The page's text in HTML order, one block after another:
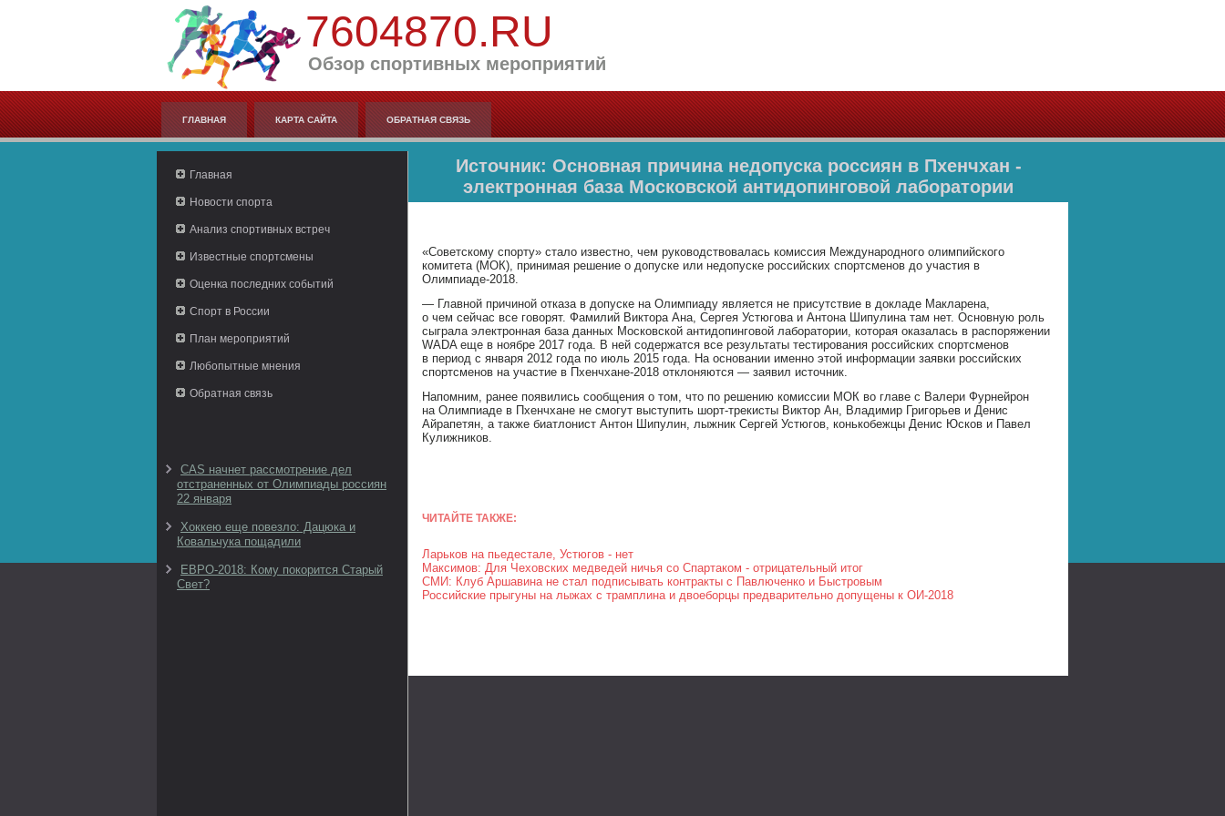
7604870.RU
Обзор спортивных мероприятий
ГЛАВНАЯ КАРТА САЙТА ОБРАТНАЯ СВЯЗЬ
Главная
Новости спорта
Анализ спортивных встреч
Известные спортсмены
Оценка последних событий
Спорт в России
План мероприятий
Любопытные мнения
Обратная связь
CAS начнет рассмотрение дел
отстраненных от Олимпиады россиян
22 января
Хоккею еще повезло: Дацюка и
Ковальчука пощадили
ЕВРО-2018: Кому покорится Старый
Свет?
Источник: Основная причина недопуска россиян в Пхенчхан -
электронная база Московской антидопинговой лаборатории
«Советскому спорту» стало известно, чем руководствовалась комиссия Международного олимпийского
комитета (МОК), принимая решение о допуске или недопуске российских спортсменов до участия в
Олимпиаде-2018.
— Главной причиной отказа в допуске на Олимпиаду является не присутствие в докладе Макларена,
о чем сейчас все говорят. Фамилий Виктора Ана, Сергея Устюгова и Антона Шипулина там нет. Основную роль
сыграла электронная база данных Московской антидопинговой лаборатории, которая оказалась в распоряжении
WADA еще в ноябре 2017 года. В ней содержатся все результаты тестирования российских спортсменов
в период с января 2012 года по июль 2015 года. На основании именно этой информации заявки российских
спортсменов на участие в Пхенчхане-2018 отклоняются — заявил источник.
Напомним, ранее появились сообщения о том, что по решению комиссии МОК во главе с Валери Фурнейрон
на Олимпиаде в Пхенчхане не смогут выступить шорт-трекисты Виктор Ан, Владимир Григорьев и Денис
Айрапетян, а также биатлонист Антон Шипулин, лыжник Сергей Устюгов, конькобежцы Денис Юсков и Павел
Кулижников.
ЧИТАЙТЕ ТАКЖЕ:
Ларьков на пьедестале, Устюгов - нет
Максимов: Для Чеховских медведей ничья со Спартаком - отрицательный итог
СМИ: Клуб Аршавина не стал подписывать контракты с Павлюченко и Быстровым
Российские прыгуны на лыжах с трамплина и двоеборцы предварительно допущены к ОИ-2018